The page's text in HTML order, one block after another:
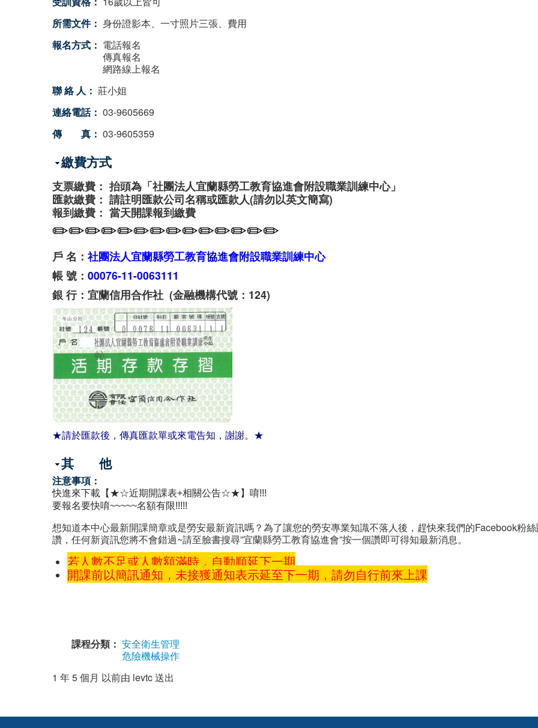
所需文件： 身份證影本、一寸照片三張、費用
報名方式： 電話報名
傳真報名
網路線上報名
聯 絡 人： 莊小姐
連絡電話： 03-9605669
傳 真： 03-9605359
隱藏
繳費方式
支票繳費： 抬頭為「社團法人宜蘭縣勞工教育協進會附設職業訓練中心」
匯款繳費： 請註明匯款公司名稱或匯款人(請勿以英文簡寫)
報到繳費： 當天開課報到繳費
✏✏✏✏✏✏✏✏✏✏✏✏✏✏
戶 名： 社團法人宜蘭縣勞工教育協進會附設職業訓練中心
帳 號： 00076-11-0063111
銀 行：宜蘭信用合作社 (金融機構代號：124)
★請於匯款後，傳真匯款單或來電告知，謝謝。★
隱藏
其 他
注意事項：
快進來下載【★☆近期開課表+相關公告☆★】唷!!!
要報名要快唷~~~~~名額有限!!!!!
想知道本中心最新開課簡章或是勞安最新資訊嗎？為了讓您的勞安專業知識不落人後，趕快來我們的Facebook粉
讚，任何新資訊您將不會錯過~請至臉書搜尋”宜蘭縣勞工教育協進會”按一個讚即可得知最新消息。
若人數不足或人數額滿時，自動順延下一期
開課前以簡訊通知，未接獲通知表示延至下一期，請勿自行前來上課
課程分類： 安全衛生管理
危險機械操作
1 年 5 個月 以前由 levtc送出